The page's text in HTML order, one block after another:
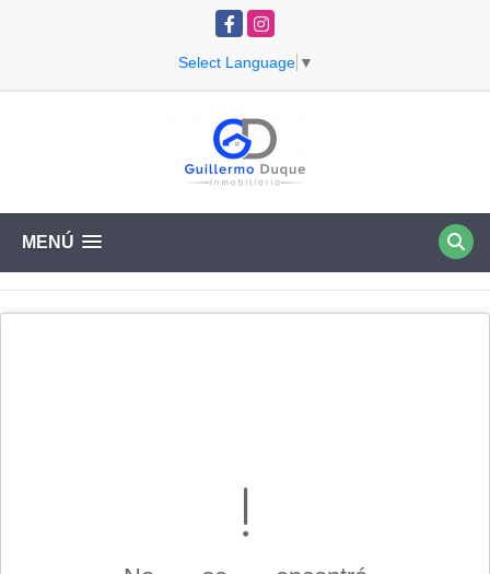
FacebookInstagram
Select Language ▼
MENÚ